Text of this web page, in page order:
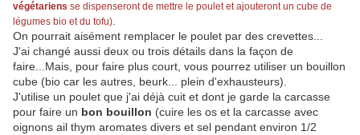
végétariens se dispenseront de mettre le poulet et ajouteront un cube de
légumes bio et du tofu)
On pourrait aisément remplacer le poulet par des crevettes...
J'ai changé aussi deux ou trois détails dans la façon de
faire...Mais, pour faire plus court, vous pourrez utiliser un bouillon
cube (bio car les autres, beurk... plein d'exhausteurs).
J'utilise un poulet que j'ai déjà cuit et dont je garde la carcasse
pour faire un bon bouillon (cuire les os et la carcasse avec
oignons ail thym aromates divers et sel pendant environ 1/2